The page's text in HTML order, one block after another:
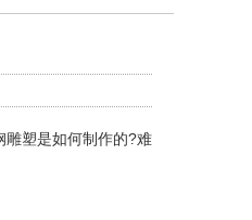
塑是如何制作的?难